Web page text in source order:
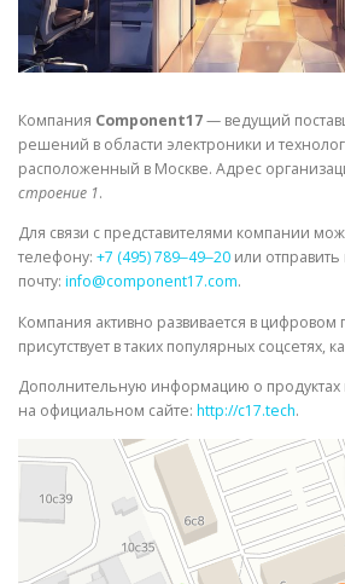
Компания Component17— ведущий
решений в области электроники и
расположенный в Москве. Адрес
строение 1.
Для связи с представителями компании
телефону: +7 (495) 789‒49‒20 или
почту: info@component17.com.
Компания активно развивается в цифровом
присутствует в таких популярных соцсетях,
Дополнительную информацию о продуктах
на официальном сайте: http://c17.tech.